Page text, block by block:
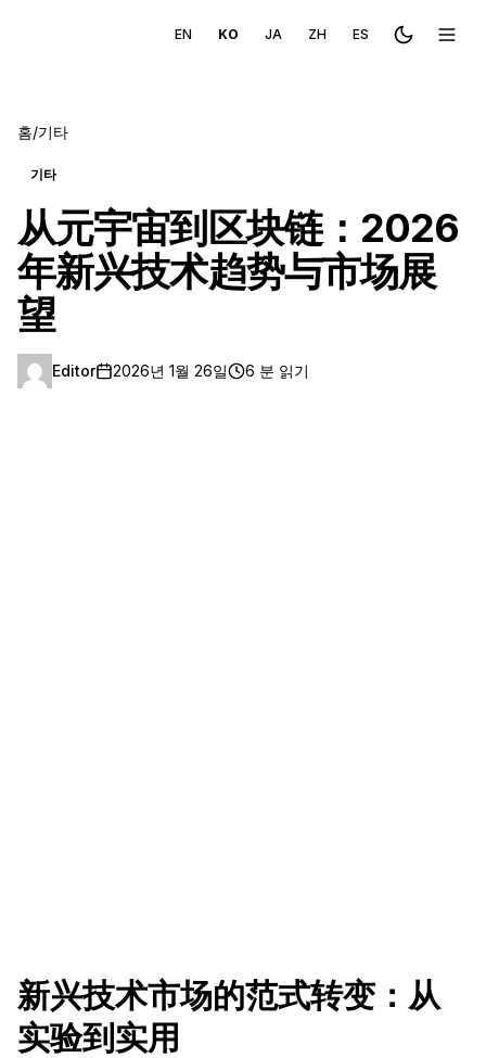
EN KO JA ZH ES Toggle메뉴
홈/기타
기타
从元宇宙到区块链：2026
年新兴技术趋势与市场展
望
Editor 2026년 1월 26일 6 분 읽기
新兴技术市场的范式转变：从
实验到实用